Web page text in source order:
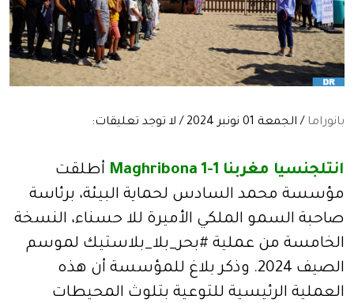
بانوراما / الجمعة 01 نونبر 2024 / لا توجد تعليقات:
انتلجنسيا مغربنا 1-Maghribona 1
أطلقت
مؤسسة محمد السادس لحماية البيئة، برئاسة
صاحبة السمو الملكي الأميرة للا حسناء، النسخة
الخامسة من عملية #بحر_بلا_بلاستيك لموسم
الصيف 2024. وذكر بلاغ للمؤسسة أن هذه
العملية الرئيسية للتوعية بتلوث المحيطات